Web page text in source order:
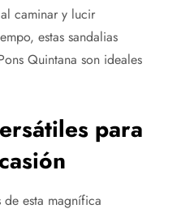
caminar y lucir
estas sandalias
Quintana son ideales
para
de esta magnífica